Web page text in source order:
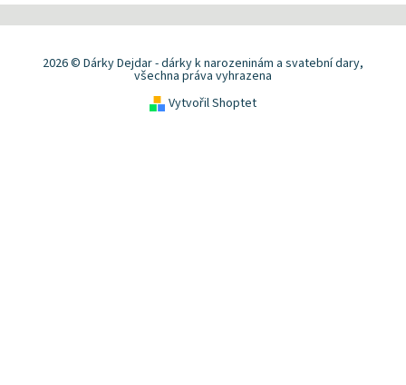
2026 © Dárky Dejdar - dárky k narozeninám a svatební dary,
všechna práva vyhrazena
Vytvořil Shoptet